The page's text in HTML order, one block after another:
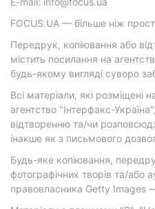
FOCUS.UA — більше ніж
Передрук, копіювання або
містить посилання на
будь-якому вигляді суворо
Всі матеріали, які розміщені
агентство "Інтерфакс-
відтворенню та/чи
інакше як з письмового
Будь-яке копіювання,
фотографічних творів та/або
правовласника Getty Images